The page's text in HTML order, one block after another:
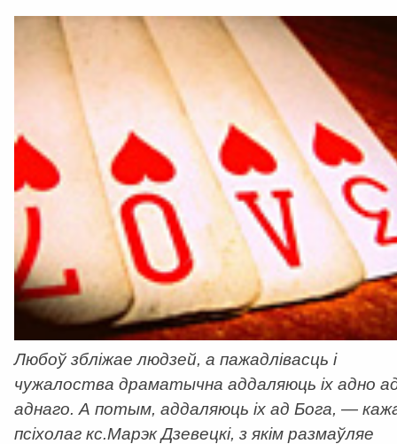
Любоў збліжае людзей, а пажадлівасць і
чужалоства драматычна аддаляюць іх адно
аднаго. А потым, аддаляюць іх ад Бога, —
псіхолаг кс.Марэк Дзевецкі, з якім размаўляе